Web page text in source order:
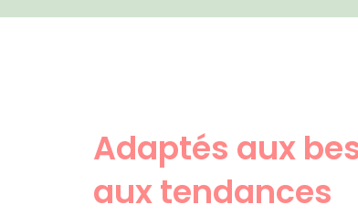
Adaptés aux
aux tendances